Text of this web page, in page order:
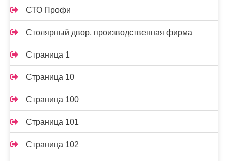
СТО Профи
Столярный двор, производственная фирма
Страница 1
Страница 10
Страница 100
Страница 101
Страница 102